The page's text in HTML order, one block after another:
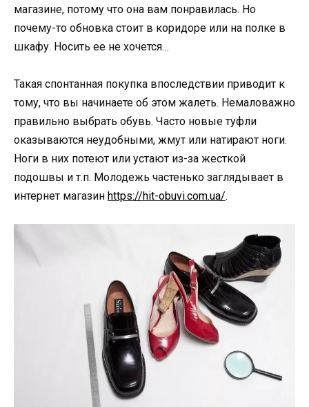
магазине, потому что она вам понравилась. Но
почему-то обновка стоит в коридоре или на полке в
шкафу. Носить ее не хочется…
Такая спонтанная покупка впоследствии приводит к
тому, что вы начинаете об этом жалеть. Немаловажно
правильно выбрать обувь. Часто новые туфли
оказываются неудобными, жмут или натирают ноги.
Ноги в них потеют или устают из-за жесткой
подошвы и т.п. Молодежь частенько заглядывает в
интернет магазин https://hit-obuvi.com.ua/.